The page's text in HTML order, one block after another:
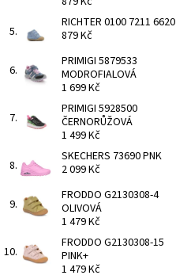
RICHTER 0100 7211 6620
879 Kč
PRIMIGI 5879533
MODROFIALOVÁ
1 699 Kč
PRIMIGI 5928500
ČERNORŮŽOVÁ
1 499 Kč
SKECHERS 73690 PNK
2 099 Kč
FRODDO G2130308-4
OLIVOVÁ
1 479 Kč
FRODDO G2130308-15
PINK+
1 479 Kč